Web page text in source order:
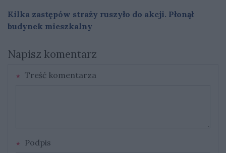
Kilka zastępów straży ruszyło do akcji. Płonął
budynek mieszkalny
Napisz komentarz
Treść komentarza
Podpis